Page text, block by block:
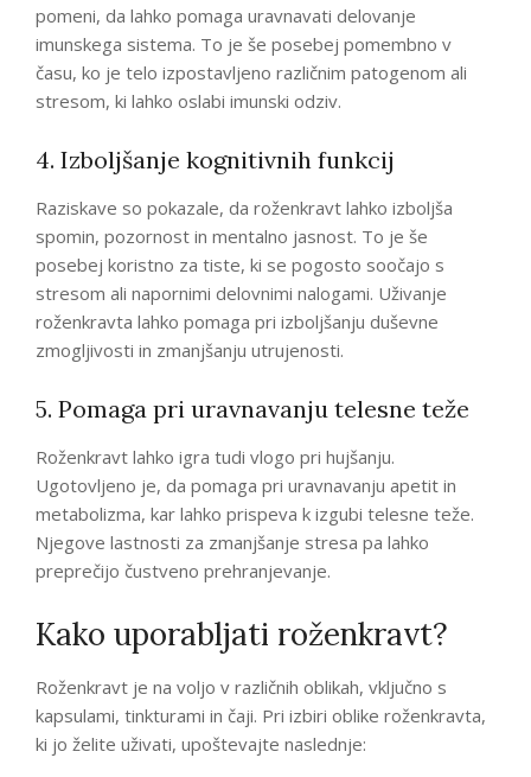
pomeni, da lahko pomaga uravnavati delovanje
imunskega sistema. To je še posebej pomembno v
času, ko je telo izpostavljeno različnim patogenom ali
stresom, ki lahko oslabi imunski odziv.
4. Izboljšanje kognitivnih funkcij
Raziskave so pokazale, da roženkravt lahko izboljša
spomin, pozornost in mentalno jasnost. To je še
posebej koristno za tiste, ki se pogosto soočajo s
stresom ali napornimi delovnimi nalogami. Uživanje
roženkravta lahko pomaga pri izboljšanju duševne
zmogljivosti in zmanjšanju utrujenosti.
5. Pomaga pri uravnavanju telesne teže
Roženkravt lahko igra tudi vlogo pri hujšanju.
Ugotovljeno je, da pomaga pri uravnavanju apetit in
metabolizma, kar lahko prispeva k izgubi telesne teže.
Njegove lastnosti za zmanjšanje stresa pa lahko
preprečijo čustveno prehranjevanje.
Kako uporabljati roženkravt?
Roženkravt je na voljo v različnih oblikah, vključno s
kapsulami, tinkturami in čaji. Pri izbiri oblike roženkravta,
ki jo želite uživati, upoštevajte naslednje: